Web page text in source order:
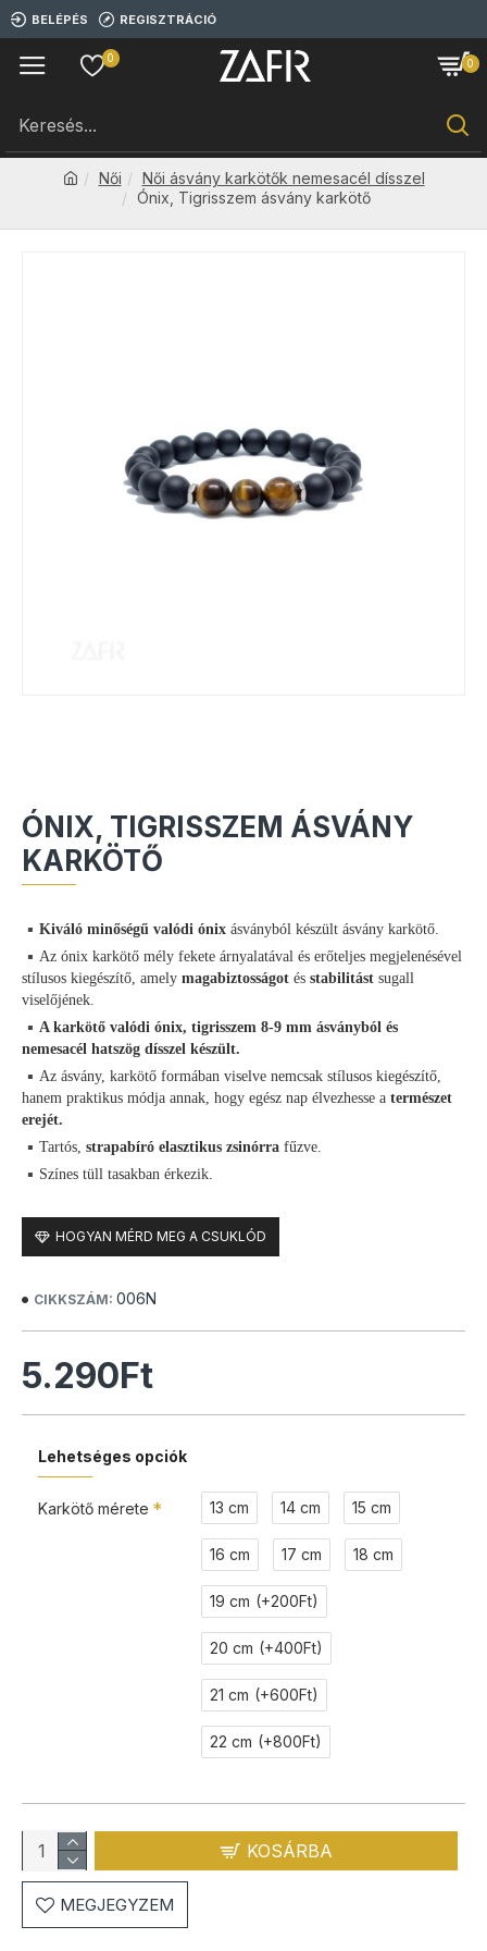
BELÉPÉS REGISZTRÁCIÓ
0 0
Női
Női ásvány karkötők nemesacél dísszel
Ónix, Tigrisszem ásvány karkötő
ÓNIX, TIGRISSZEM ÁSVÁNY
KARKÖTŐ
Kiváló minőségű valódi ónixásványból készült ásvány karkötő.
Az ónix karkötő mély fekete árnyalatával és erőteljes megjelenésével
stílusos kiegészítő, amely magabiztosságot és stabilitást sugall
viselőjének.
A karkötő valódi ónix, tigrisszem 8-9 mm ásványból és
nemesacél hatszög dísszel készült.
Az ásvány, karkötő formában viselve nemcsak stílusos kiegészítő,
hanem praktikus módja annak, hogy egész nap élvezhesse a természet
erejét.
Tartós, strapabíró elasztikus zsinórra fűzve.
Színes tüll tasakban érkezik.
HOGYAN MÉRD MEG A CSUKLÓD
5.290Ft
CIKKSZÁM: 006N
Lehetséges opciók
Karkötő mérete 13 cm 14 cm 15 cm
16 cm 17 cm 18 cm
19 cm (+200Ft)
20 cm (+400Ft)
21 cm (+600Ft)
22 cm (+800Ft)
KOSÁRBA
MEGJEGYZEM